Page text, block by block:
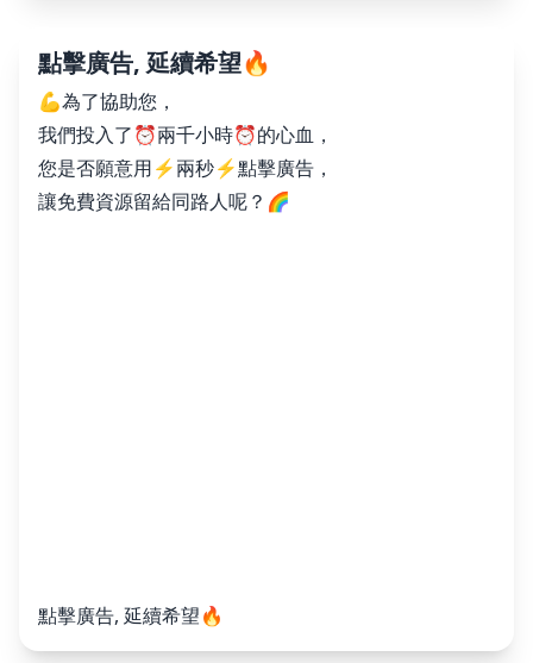
點擊廣告, 延續希望🔥
💪為了協助您，
我們投入了⏰兩千小時⏰的心血，
您是否願意用⚡️兩秒⚡️點擊廣告，
讓免費資源留給同路人呢？🌈
點擊廣告, 延續希望🔥